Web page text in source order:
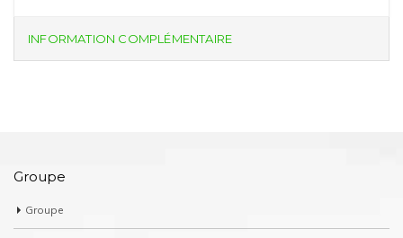
INFORMATION COMPLÉMENTAIRE
Groupe
Groupe